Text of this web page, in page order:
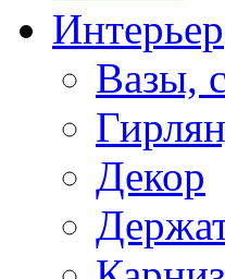
Интерьер
Вазы,
Декор